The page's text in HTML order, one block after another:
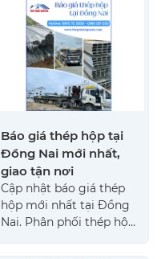
giao hàng nhanh chóng
tận công trình. Xem
ngay!
Báo giá thép hộp tại
Đồng Nai mới nhất,
giao tận nơi
Cập nhật báo giá thép
hộp mới nhất tại Đồng
Nai. Phân phối thép hộp